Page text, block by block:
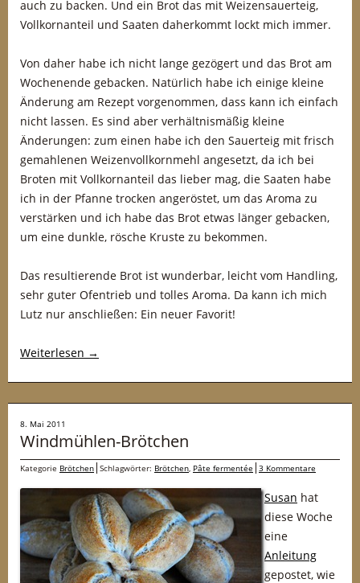
auch zu backen. Und ein Brot das mit Weizensauerteig,
Vollkornanteil und Saaten daherkommt lockt mich immer.
Von daher habe ich nicht lange gezögert und das Brot am
Wochenende gebacken. Natürlich habe ich einige kleine
Änderung am Rezept vorgenommen, dass kann ich einfach
nicht lassen. Es sind aber verhältnismäßig kleine
Änderungen: zum einen habe ich den Sauerteig mit frisch
gemahlenen Weizenvollkornmehl angesetzt, da ich bei
Broten mit Vollkornanteil das lieber mag, die Saaten habe
ich in der Pfanne trocken angeröstet, um das Aroma zu
verstärken und ich habe das Brot etwas länger gebacken,
um eine dunkle, rösche Kruste zu bekommen.
Das resultierende Brot ist wunderbar, leicht vom Handling,
sehr guter Ofentrieb und tolles Aroma. Da kann ich mich
Lutz nur anschließen: Ein neuer Favorit!
Weiterlesen →
8. Mai 2011
Windmühlen-Brötchen
Kategorie Brötchen Schlagwörter: Brötchen, Pâte fermentée 3 Kommentare
Susan hat
diese Woche
eine
Anleitung
gepostet, wie